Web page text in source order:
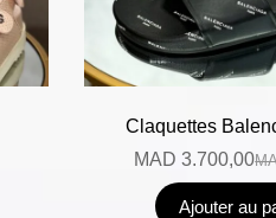
Claquettes
MAD 3.700,00
Ajouter au